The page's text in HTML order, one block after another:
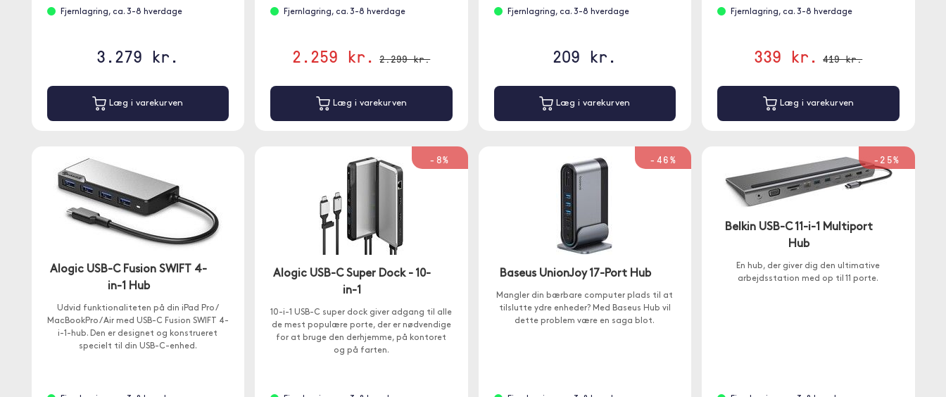
Fjernlagring, ca. 3-8 hverdage
3.279 kr.
Læg i varekurven
Fjernlagring, ca. 3-8 hverdage
2.259 kr. 2.299 kr.
Læg i varekurven
Fjernlagring, ca. 3-8 hverdage
209 kr.
Læg i varekurven
Fjernlagring, ca. 3-8 hverdage
339 kr. 419 kr.
Læg i varekurven
Alogic USB-C Fusion SWIFT 4-
in-1 Hub
Udvid funktionaliteten på din iPad Pro /
MacBookPro / Air med USB-C Fusion SWIFT 4-
i-1-hub. Den er designet og konstrueret
specielt til din USB-C-enhed.
-8%
Alogic USB-C Super Dock - 10-
in-1
10-i-1 USB-C super dock giver adgang til alle
de mest populære porte, der er nødvendige
for at bruge den derhjemme, på kontoret
og på farten.
-46%
Baseus UnionJoy 17-Port Hub
Mangler din bærbare computer plads til at
tilslutte ydre enheder? Med Baseus Hub vil
dette problem være en saga blot.
-25%
Belkin USB-C 11-i-1 Multiport
Hub
En hub, der giver dig den ultimative
arbejdsstation med op til 11 porte.